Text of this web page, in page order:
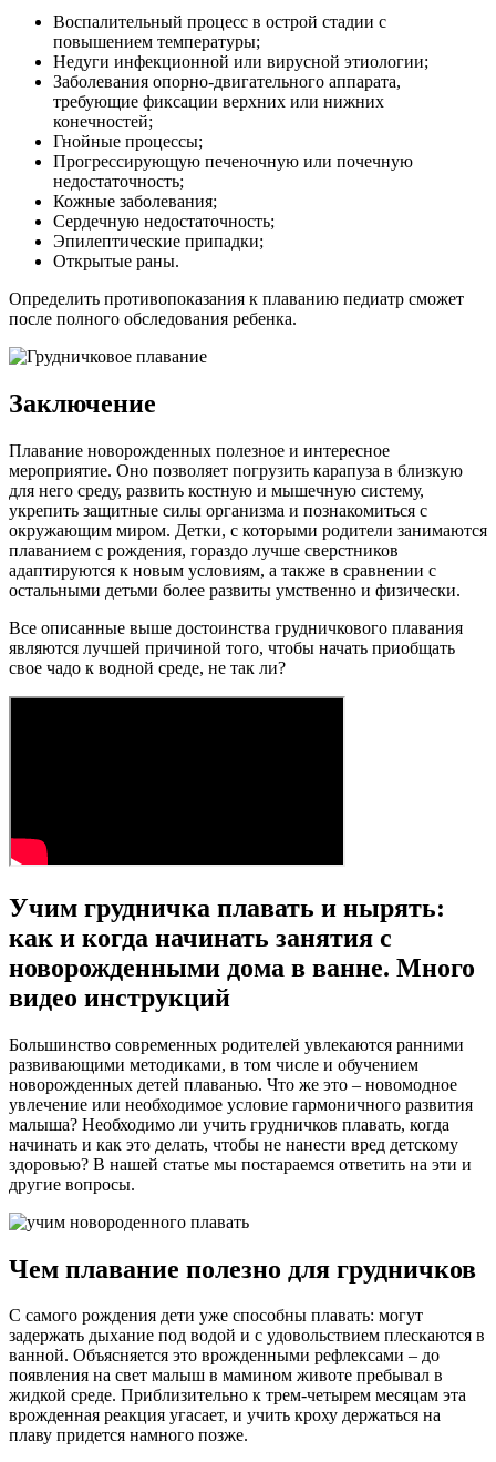
Воспалительный процесс в острой стадии с
повышением температуры;
Недуги инфекционной или вирусной этиологии;
Заболевания опорно-двигательного аппарата,
требующие фиксации верхних или нижних
конечностей;
Гнойные процессы;
Прогрессирующую печеночную или почечную
недостаточность;
Кожные заболевания;
Сердечную недостаточность;
Эпилептические припадки;
Открытые раны.
Определить противопоказания к плаванию педиатр сможет
после полного обследования ребенка.
Заключение
Плавание новорожденных полезное и интересное
мероприятие. Оно позволяет погрузить карапуза в близкую
для него среду, развить костную и мышечную систему,
укрепить защитные силы организма и познакомиться с
окружающим миром. Детки, с которыми родители занимаются
плаванием с рождения, гораздо лучше сверстников
адаптируются к новым условиям, а также в сравнении с
остальными детьми более развиты умственно и физически.
Все описанные выше достоинства грудничкового плавания
являются лучшей причиной того, чтобы начать приобщать
свое чадо к водной среде, не так ли?
Учим грудничка плавать и нырять:
как и когда начинать занятия с
новорожденными дома в ванне. Много
видео инструкций
Большинство современных родителей увлекаются ранними
развивающими методиками, в том числе и обучением
новорожденных детей плаванью. Что же это – новомодное
увлечение или необходимое условие гармоничного развития
малыша? Необходимо ли учить грудничков плавать, когда
начинать и как это делать, чтобы не нанести вред детскому
здоровью? В нашей статье мы постараемся ответить на эти и
другие вопросы.
Чем плавание полезно для грудничков
С самого рождения дети уже способны плавать: могут
задержать дыхание под водой и с удовольствием плескаются в
ванной. Объясняется это врожденными рефлексами – до
появления на свет малыш в мамином животе пребывал в
жидкой среде. Приблизительно к трем-четырем месяцам эта
врожденная реакция угасает, и учить кроху держаться на
плаву придется намного позже.